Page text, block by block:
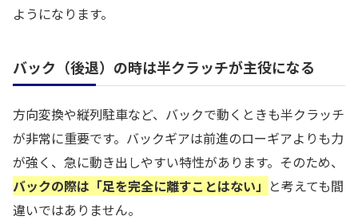
ようになります。
バック（後退）の時は半クラッチが主役になる
方向変換や縦列駐車など、バックで動くときも半クラッチ
が非常に重要です。バックギアは前進のローギアよりも力
が強く、急に動き出しやすい特性があります。そのため、
バックの際は「足を完全に離すことはない」 と考えても間
違いではありません。